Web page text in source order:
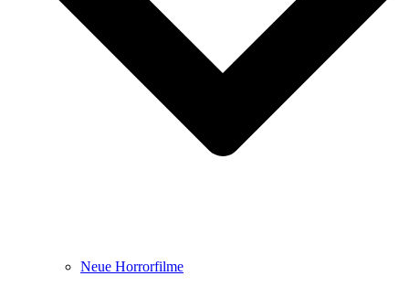
Neue Horrorfilme